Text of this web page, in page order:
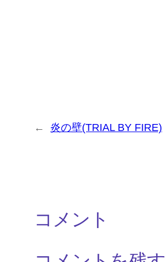
← 炎の壁(TRIAL BY FIRE)
コメント